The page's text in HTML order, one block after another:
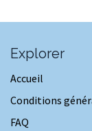
Explorer
Accueil
Conditions
FAQ